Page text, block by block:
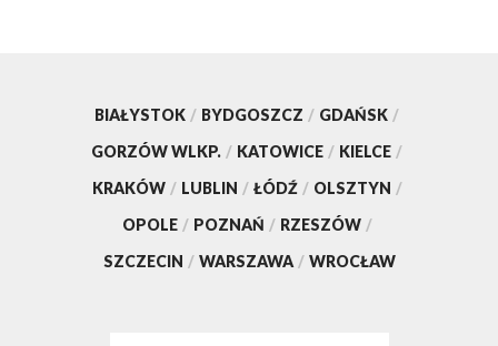
BIAŁYSTOK / BYDGOSZCZ / GDAŃSK /
GORZÓW WLKP. / KATOWICE / KIELCE /
KRAKÓW / LUBLIN / ŁÓDŹ / OLSZTYN /
OPOLE / POZNAŃ / RZESZÓW /
SZCZECIN / WARSZAWA / WROCŁAW